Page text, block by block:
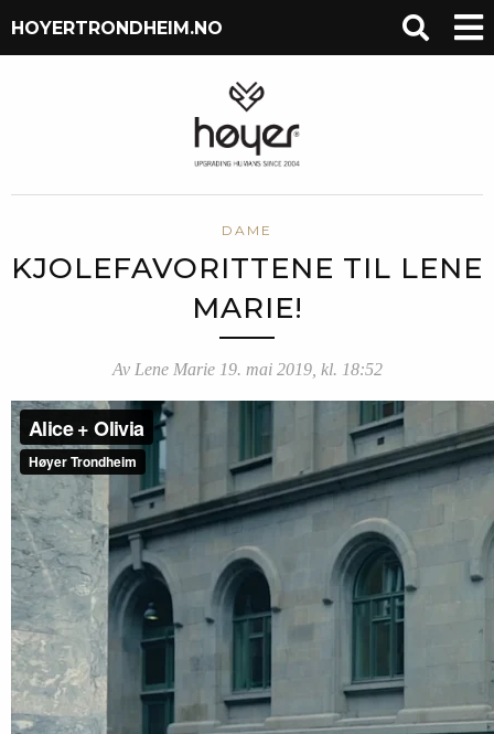
HOYERTRONDHEIM.NO
DAME
KJOLEFAVORITTENE TIL LENE
MARIE!
Av Lene Marie 19. mai 2019, kl. 18:52